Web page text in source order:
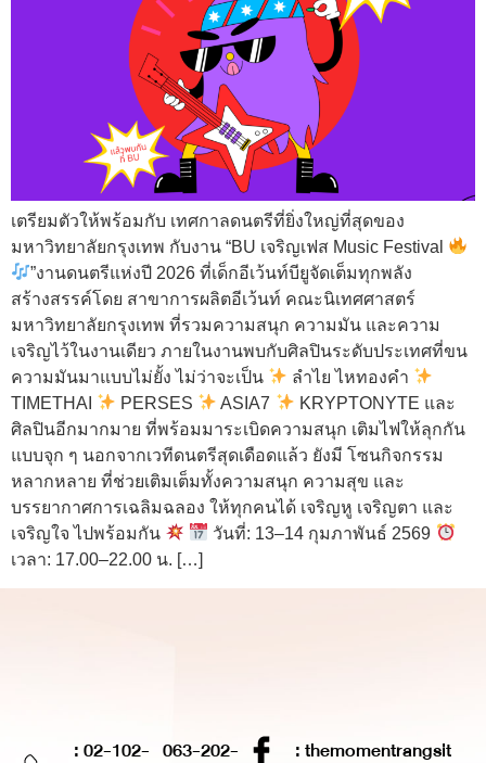
เตรียมตัวให้พร้อมกับ เทศกาลดนตรีที่ยิ่งใหญ่ที่สุดของ
มหาวิทยาลัยกรุงเทพ กับงาน “BU เจริญเฟส Music Festival
”งานดนตรีแห่งปี 2026 ที่เด็กอีเว้นท์บียูจัดเต็มทุกพลัง
สร้างสรรค์โดย สาขาการผลิตอีเว้นท์ คณะนิเทศศาสตร์
มหาวิทยาลัยกรุงเทพ ที่รวมความสนุก ความมัน และความ
เจริญไว้ในงานเดียว ภายในงานพบกับศิลปินระดับประเทศที่ขน
ความมันมาแบบไม่ยั้ง ไม่ว่าจะเป็น
ลำไย ไหทองคำ
TIMETHAI
PERSES ASIA7
KRYPTONYTE และ
ศิลปินอีกมากมาย ที่พร้อมมาระเบิดความสนุก เติมไฟให้ลุกกัน
แบบจุก ๆ นอกจากเวทีดนตรีสุดเดือดแล้ว ยังมี โซนกิจกรรม
หลากหลาย ที่ช่วยเติมเต็มทั้งความสนุก ความสุข และ
บรรยากาศการเฉลิมฉลอง ให้ทุกคนได้ เจริญหู เจริญตา และ
เจริญใจ ไปพร้อมกัน
วันที่: 13–14 กุมภาพันธ์ 2569
เวลา: 17.00–22.00 น. […]
: 02-102- 063-202- : themomentrangsit